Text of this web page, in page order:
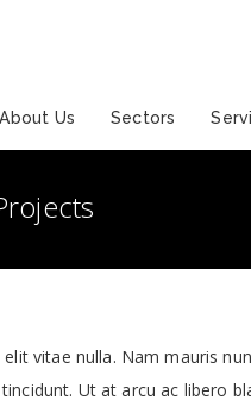
About Us Sectors
vitae nulla. Nam mauris
Ut at arcu ac libero